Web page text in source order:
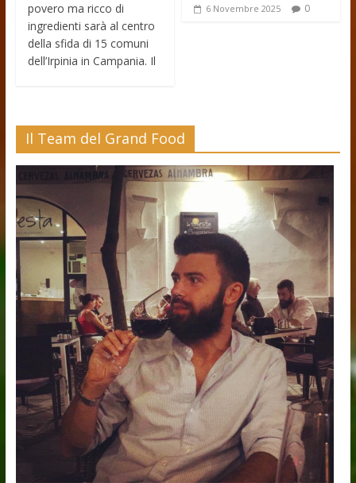
povero ma ricco di
ingredienti sarà al centro
della sfida di 15 comuni
dell’Irpinia in Campania. Il
6 Novembre 2025 0
Il Team del Grand Food